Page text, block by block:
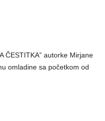
ČESTITKA” autorke Mirjane
omladine sa početkom od